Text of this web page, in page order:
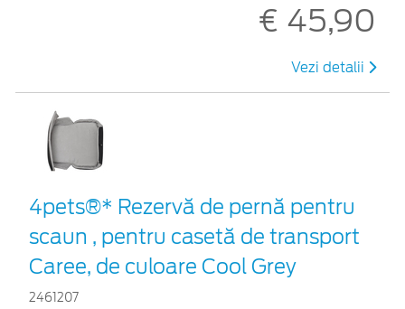
€ 45,90
Vezi detalii
4pets®* Rezervă de pernă pentru
scaun , pentru casetă de transport
Caree, de culoare Cool Grey
2461207